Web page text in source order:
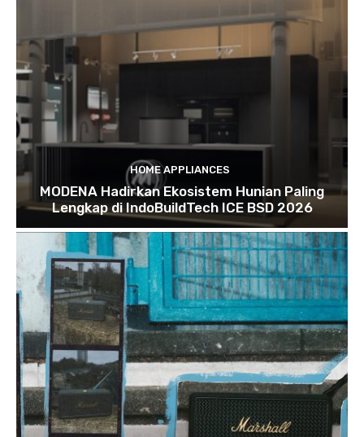
HOME APPLIANCES
MODENA Hadirkan Ekosistem Hunian Paling
Lengkap di IndoBuildTech ICE BSD 2026